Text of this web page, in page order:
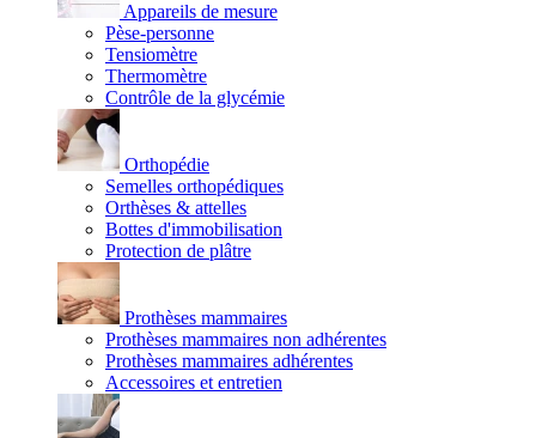
Appareils de mesure
Pèse-personne
Tensiomètre
Thermomètre
Contrôle de la glycémie
Orthopédie
Semelles orthopédiques
Orthèses & attelles
Bottes d'immobilisation
Protection de plâtre
Prothèses mammaires
Prothèses mammaires non adhérentes
Prothèses mammaires adhérentes
Accessoires et entretien